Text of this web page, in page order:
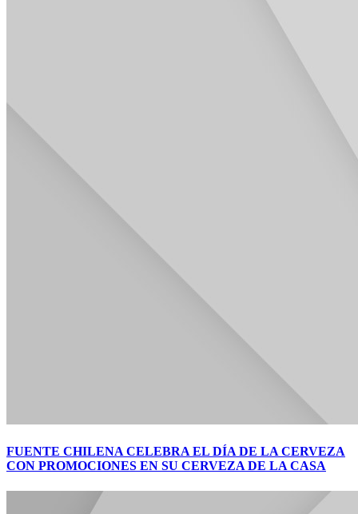
FUENTE CHILENA CELEBRA EL DÍA DE LA CERVEZA
CON PROMOCIONES EN SU CERVEZA DE LA CASA